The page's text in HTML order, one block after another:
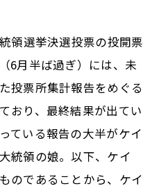
領選挙決選投票の投開票
6月半ば過ぎ）には、未
投票所集計報告をめぐる
おり、最終結果が出てい
ている報告の大半がケイ
統領の娘。以下、ケイ
のであることから、ケイ